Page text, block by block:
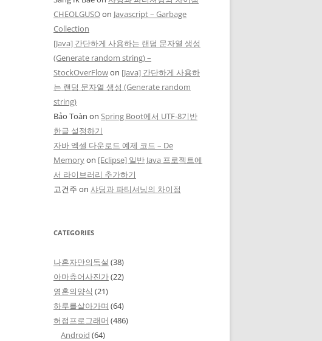
CHEOLGUSOon Javascript – Garbage
Collection
[Java] 간단하게 사용하는 랜덤 문자열 생성
(Generate random string) –
StockOverFlowon [Java] 간단하게 사용하
는 랜덤 문자열 생성 (Generate random
string)
Bảo Toàn on Spring Boot에서 UTF-8기반
한글 설정하기
자바 엑셀 다운로드 예제 코드 – De
Memoryon [Eclipse] 일반 Java 프로젝트에
서 라이브러리 추가하기
고건주 on 샤딩과 파티셔닝의 차이점
CATEGORIES
나혼자만의독설 (38)
아마츄어사진가(22)
영혼의양식 (21)
하루를살아가며 (64)
허접프로그래머 (486)
Android (64)